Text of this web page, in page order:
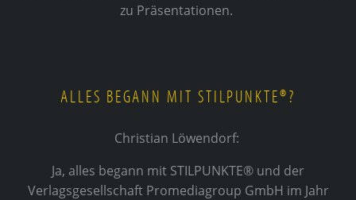
zu Präsentationen.
ALLES BEGANN MIT STILPUNKTE®?
Christian Löwendorf:
Ja, alles begann mit STILPUNKTE® und der
Verlagsgesellschaft Promediagroup GmbH im Jahr